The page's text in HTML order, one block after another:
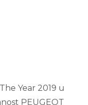
Year 2019 u
PEUGEOT